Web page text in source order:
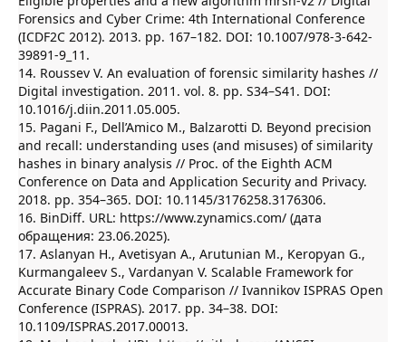
Forensics and Cyber Crime: 4th International Conference
(ICDF2C 2012). 2013. pp. 167–182. DOI: 10.1007/978-3-642-
39891-9_11.
14. Roussev V. An evaluation of forensic similarity hashes //
Digital investigation. 2011. vol. 8. pp. S34–S41. DOI:
10.1016/j.diin.2011.05.005.
15. Pagani F., Dell’Amico M., Balzarotti D. Beyond precision
and recall: understanding uses (and misuses) of similarity
hashes in binary analysis // Proc. of the Eighth ACM
Conference on Data and Application Security and Privacy.
2018. pp. 354–365. DOI: 10.1145/3176258.3176306.
16. BinDiff. URL: https://www.zynamics.com/ (дата
обращения: 23.06.2025).
17. Aslanyan H., Avetisyan A., Arutunian M., Keropyan G.,
Kurmangaleev S., Vardanyan V. Scalable Framework for
Accurate Binary Code Comparison // Ivannikov ISPRAS Open
Conference (ISPRAS). 2017. pp. 34–38. DOI:
10.1109/ISPRAS.2017.00013.